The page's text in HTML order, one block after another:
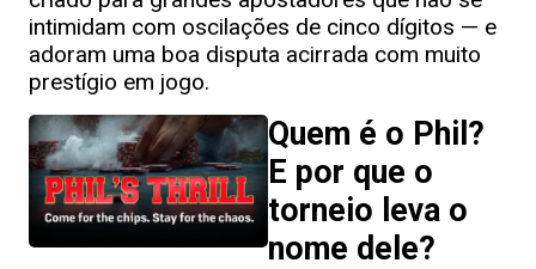
intimidam com oscilações de cinco dígitos — e
adoram uma boa disputa acirrada com muito
prestígio em jogo.
Quem é o Phil?
E por que o
torneio leva o
nome dele?